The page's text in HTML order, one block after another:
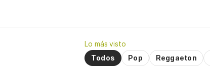
Lo más visto
Todos
Pop Reggaeton